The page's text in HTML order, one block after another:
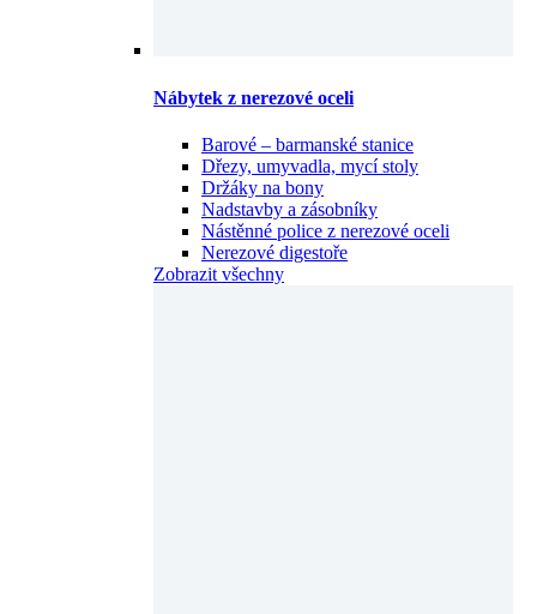
Nábytek z nerezové oceli
Barové – barmanské stanice
Dřezy, umyvadla, mycí stoly
Držáky na bony
Nadstavby a zásobníky
Nástěnné police z nerezové oceli
Nerezové digestoře
Zobrazit všechny